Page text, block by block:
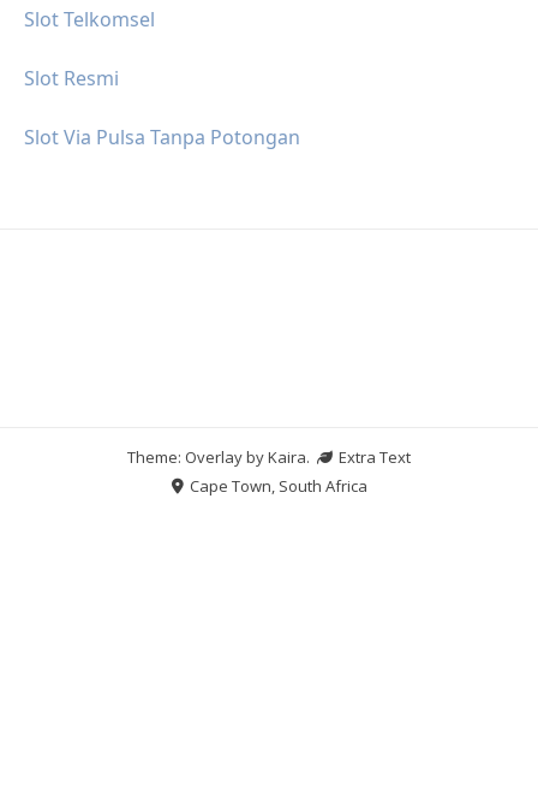
Slot Telkomsel
Slot Resmi
Slot Via Pulsa Tanpa Potongan
Theme: Overlay byKaira.
Extra Text
Cape Town, South Africa